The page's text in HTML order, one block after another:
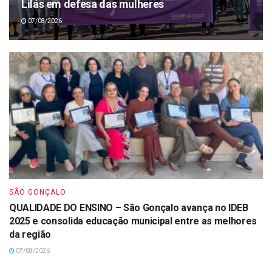
Lilás em defesa das mulheres
07/08/2026
SÃO GONÇALO
QUALIDADE DO ENSINO – São Gonçalo avança no IDEB
2025 e consolida educação municipal entre as melhores
da região
07/08/2026